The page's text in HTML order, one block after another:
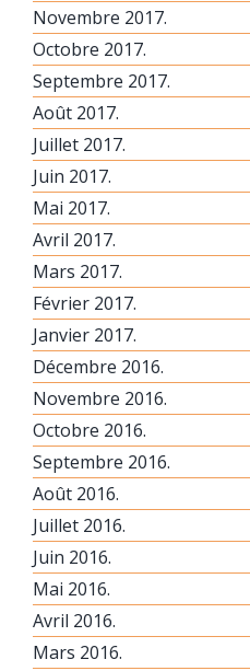
Novembre 2017.
Octobre 2017.
Septembre 2017.
Août 2017.
Juillet 2017.
Juin 2017.
Mai 2017.
Avril 2017.
Mars 2017.
Février 2017.
Janvier 2017.
Décembre 2016.
Novembre 2016.
Octobre 2016.
Septembre 2016.
Août 2016.
Juillet 2016.
Juin 2016.
Mai 2016.
Avril 2016.
Mars 2016.